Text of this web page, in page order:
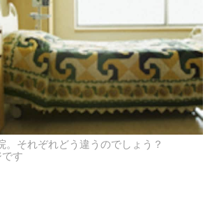
。それぞれどう違うのでしょう？
す